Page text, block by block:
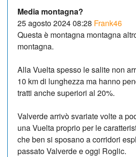
Media montagna?
25 agosto 2024 08:28 Frank46
Questa è montagna montagna
montagna.
Alla Vuelta spesso le salite non
10 km di lunghezza ma hanno
tratti anche superiori al 20%.
Valverde arrivò svariate volte a
una Vuelta proprio per le
che ben si sposano a corridori
passato Valverde e oggi Roglic.